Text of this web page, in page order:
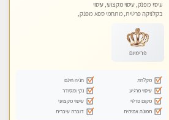
עיסוי מפנק, עיסוי מקצועי, עיסוי
בקלניקה פרטית, מתחמי ספא מפנק,
פרימיום
מקלחת
חניה חינם
עיסוי מרגיע
נקי ומסודר
מקום פרטי
עיסוי מקצועי
תמונה אמיתית
דוברת עיברית